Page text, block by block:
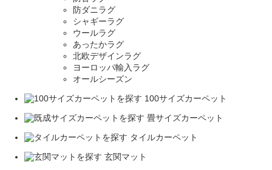
防ダニラグ
シャギーラグ
ウールラグ
あったかラグ
北欧デザインラグ
ヨーロッパ輸入ラグ
オールシーズン
100サイズカーペット
畳サイズカーペット
タイルカーペット
玄関マット